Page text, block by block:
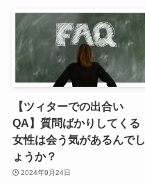
【ツィターでの出合い
QA】質問ばかりしてくる
女性は会う気があるんでし
ょうか？
2024年9月24日